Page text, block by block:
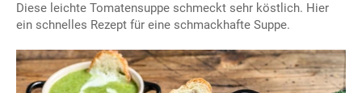
Diese leichte Tomatensuppe schmeckt sehr köstlich. Hier
ein schnelles Rezept für eine schmackhafte Suppe.